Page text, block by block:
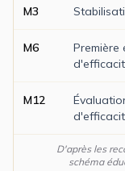
M3
M6
Première
M12
D'après les
schéma